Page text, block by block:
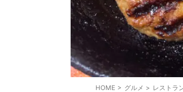
HOME > グルメ > レストラ